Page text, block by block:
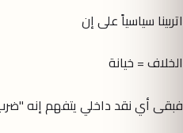
اتربينا سياسياً على إن
الخلاف = خيانة
فبقى أي نقد داخلي يتفهم إنه